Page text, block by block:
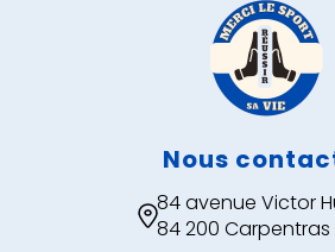
Nous
84 avenue Victor
84 200 Carpentras